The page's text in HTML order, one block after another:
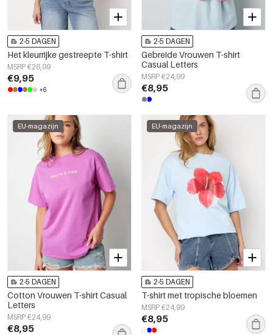
2-5 DAGEN
Het kleurrijke gestreepte T-shirt
MSRP €26,99
€9,95
+6
2-5 DAGEN
Gebreide Vrouwen T-shirt
Casual Letters
MSRP €24,99
€8,95
EU-magazijn
2-5 DAGEN
Cotton Vrouwen T-shirt Casual
Letters
MSRP €24,99
€8,95
EU-magazijn
2-5 DAGEN
T-shirt met tropische bloemen
MSRP €24,99
€8,95